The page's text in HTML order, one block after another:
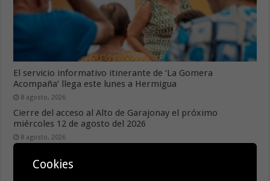
El servicio informativo itinerante de ‘La Gomera
Acompaña’ llega este lunes a Hermigua
8 agosto, 2026
Cierre del acceso al Alto de Garajonay el próximo
miércoles 12 de agosto del 2026
8 agosto, 2026
Cookies